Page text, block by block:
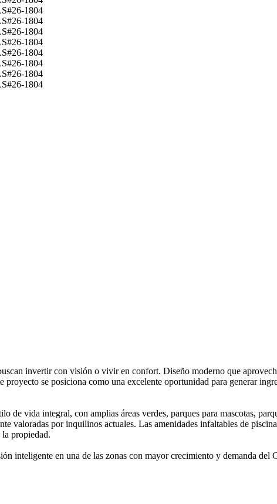
invertir con visión o vivir en confort. Diseño moderno que
se posiciona como una excelente oportunidad para generar
de vida integral, con amplias áreas verdes, parques para mascotas,
valoradas por inquilinos actuales. Las amenidades infaltables de
propiedad.
inteligente en una de las zonas con mayor crecimiento y demanda del